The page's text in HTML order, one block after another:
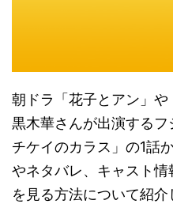
朝ドラ「花子とアン」
黒木華さんが出演する
チケイのカラス」の1話
やネタバレ、キャスト
を見る方法について紹介